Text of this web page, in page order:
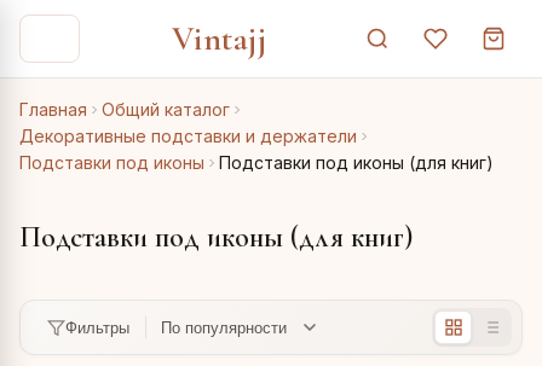
Vintajj
Главная
Общий каталог
Декоративные подставки и держатели
Подставки под иконы
Подставки под иконы (для книг)
Подставки под иконы (для книг)
Фильтры